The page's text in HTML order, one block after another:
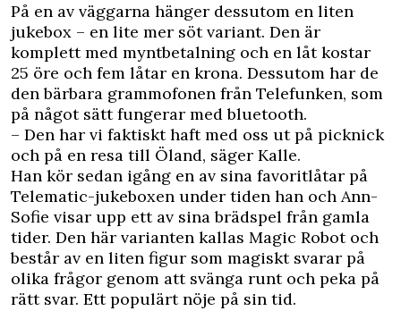
På en av väggarna hänger dessutom en liten
jukebox – en lite mer söt variant. Den är
komplett med myntbetalning och en låt kostar
25 öre och fem låtar en krona. Dessutom har de
den bärbara grammofonen från Telefunken, som
på något sätt fungerar med bluetooth.
– Den har vi faktiskt haft med oss ut på picknick
och på en resa till Öland, säger Kalle.
Han kör sedan igång en av sina favoritlåtar på
Telematic-jukeboxen under tiden han och Ann-
Sofie visar upp ett av sina brädspel från gamla
tider. Den här varianten kallas Magic Robot och
består av en liten figur som magiskt svarar på
olika frågor genom att svänga runt och peka på
rätt svar. Ett populärt nöje på sin tid.